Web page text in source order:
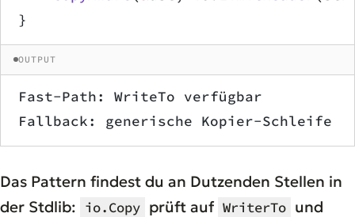
}
OUTPUT
Fast-Path: WriteTo verfügbar
Fallback: generische Kopier-Schleife
Das Pattern findest du an Dutzenden Stellen in
der Stdlib: io.Copy prüft auf WriterTo und